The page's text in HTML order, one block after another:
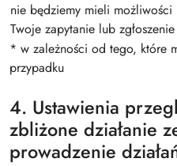
nie będziemy mieli
Twoje zapytanie lub zgłoszenie
* w zależności od tego, które
przypadku
4. Ustawienia
zbliżone działanie
prowadzenie